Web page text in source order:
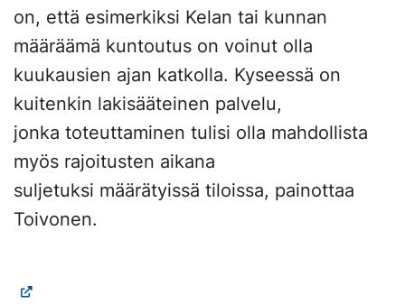
on, että esimerkiksi Kelan tai kunnan
määräämä kuntoutus on voinut olla
kuukausien ajan katkolla. Kyseessä on
kuitenkin lakisääteinen palvelu,
jonka toteuttaminen tulisi olla mahdollista
myös rajoitusten aikana
suljetuksi määrätyissä tiloissa, painottaa
Toivonen.